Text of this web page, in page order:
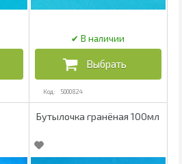
5000824
Бутылочка гранёная 100мл